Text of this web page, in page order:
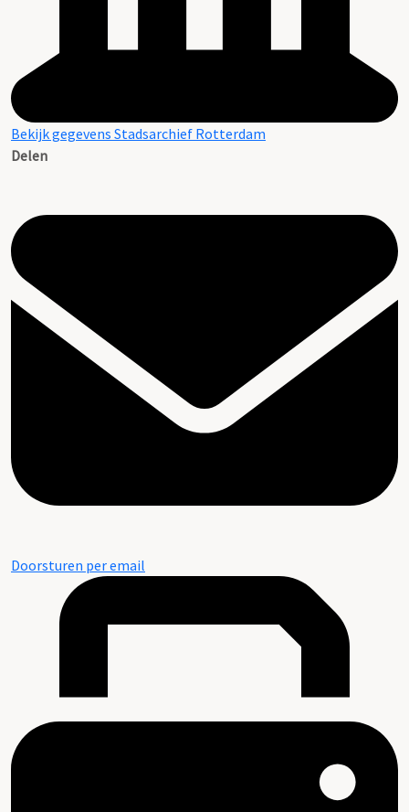
Bekijk gegevens Stadsarchief Rotterdam
Delen
Doorsturen per email